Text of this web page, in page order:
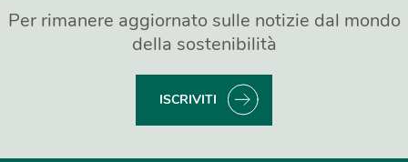
Per rimanere aggiornato sulle notizie dal mondo
della sostenibilità
ISCRIVITI